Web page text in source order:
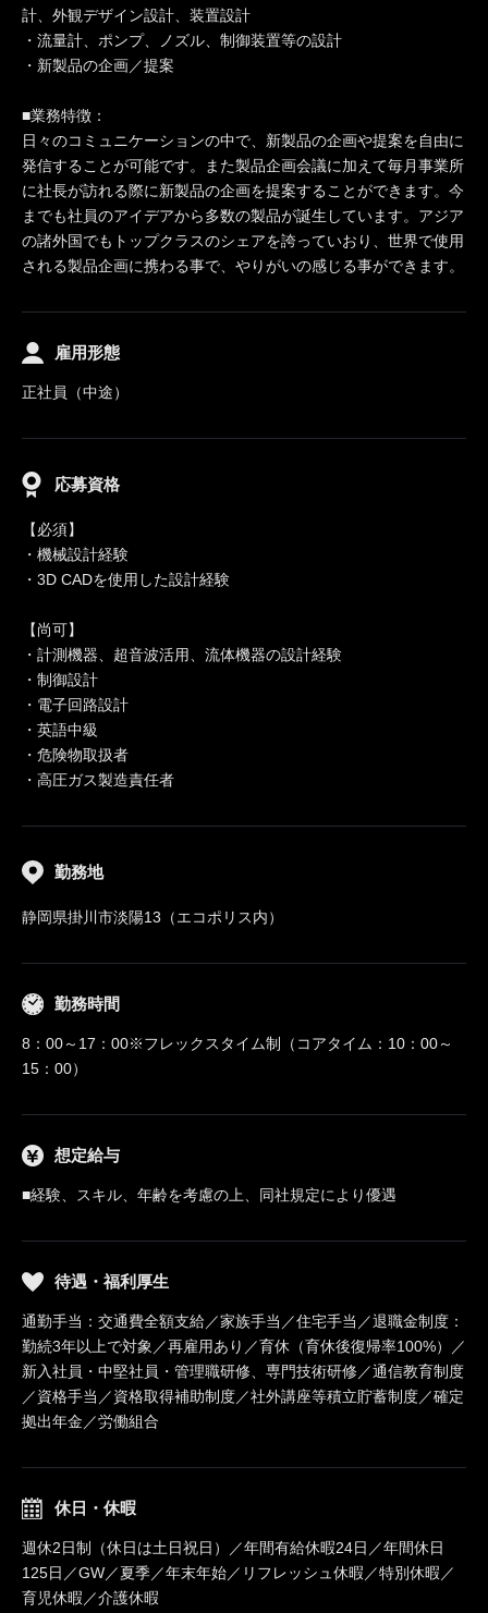
計、外観デザイン設計、装置設計
・流量計、ポンプ、ノズル、制御装置等の設計
・新製品の企画／提案
■業務特徴：
日々のコミュニケーションの中で、新製品の企画や提案を自由に
発信することが可能です。また製品企画会議に加えて毎月事業所
に社長が訪れる際に新製品の企画を提案することができます。今
までも社員のアイデアから多数の製品が誕生しています。アジア
の諸外国でもトップクラスのシェアを誇っていおり、世界で使用
される製品企画に携わる事で、やりがいの感じる事ができます。
雇用形態
正社員（中途）
応募資格
【必須】
・機械設計経験
・3D CADを使用した設計経験
【尚可】
・計測機器、超音波活用、流体機器の設計経験
・制御設計
・電子回路設計
・英語中級
・危険物取扱者
・高圧ガス製造責任者
勤務地
静岡県掛川市淡陽13（エコポリス内）
勤務時間
8：00～17：00※フレックスタイム制（コアタイム：10：00～
15：00）
想定給与
■経験、スキル、年齢を考慮の上、同社規定により優遇
待遇・福利厚生
通勤手当：交通費全額支給／家族手当／住宅手当／退職金制度：
勤続3年以上で対象／再雇用あり／育休（育休後復帰率100%）／
新入社員・中堅社員・管理職研修、専門技術研修／通信教育制度
／資格手当／資格取得補助制度／社外講座等積立貯蓄制度／確定
拠出年金／労働組合
休日・休暇
週休2日制（休日は土日祝日）／年間有給休暇24日／年間休日
125日／GW／夏季／年末年始／リフレッシュ休暇／特別休暇／
育児休暇／介護休暇